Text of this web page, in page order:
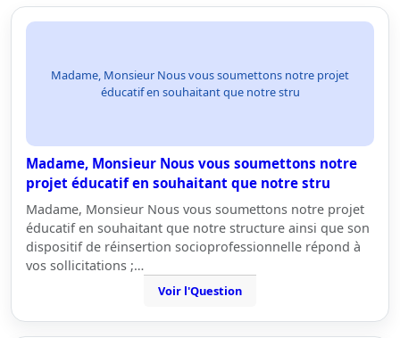
Madame, Monsieur Nous vous soumettons notre projet
éducatif en souhaitant que notre stru
Madame, Monsieur Nous vous soumettons notre
projet éducatif en souhaitant que notre stru
Madame, Monsieur Nous vous soumettons notre projet
éducatif en souhaitant que notre structure ainsi que son
dispositif de réinsertion socioprofessionnelle répond à
vos sollicitations ;…
Voir l'Question